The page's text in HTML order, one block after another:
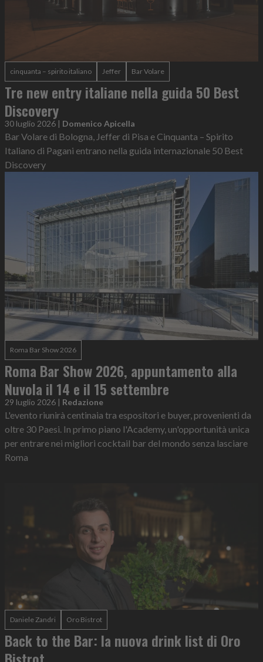
cinquanta – spirito italiano Jeffer Bar Volare
Tre new entry italiane nella guida 50 Best
Discovery
30 luglio 2026 | Domenico Apicella
Bar Volare di Bologna, Jeffer di Pisa e Cinquanta – Spirito
Italiano di Pagani entrano nella guida internazionale 50 Best
Discovery
Roma Bar Show 2026
Roma Bar Show 2026, appuntamento alla
Nuvola il 14 e il 15 settembre
29 luglio 2026 | Redazione
L'evento riunirà centinaia tra espositori e buyer, provenienti da
oltre 30 Paesi. In primo piano l'Academy, un'opportunità unica
per entrare nei migliori cocktail bar del mondo senza lasciare
Roma
Daniele Zandri Oro Bistrot
Back to the Bar: la nuova drink list di Oro